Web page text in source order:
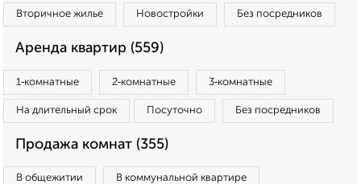
Вторичное жилье Новостройки Без посредников
Аренда квартир (559)
1‑комнатные 2‑комнатные 3‑комнатные
На длительный срок Посуточно Без посредников
Продажа комнат (355)
В общежитии В коммунальной квартире